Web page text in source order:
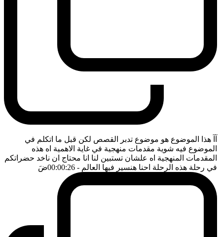
آآ هذا الموضوع هو موضوع تدبر القصص لكن قبل ما اتكلم في
الموضوع فيه شوية مقدمات منهجية في غاية الاهمية اه هذه
المقدمات المنهجية اه علشان تستبين لنا انا محتاج ان ناخد حضراتكم
في رحلة هذه الرحلة احنا هنسير فيها العالم - 00:00:26 ضَ